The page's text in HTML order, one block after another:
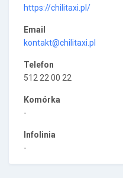
https://chilitaxi.pl/
Email
kontakt@chilitaxi.pl
Telefon
512 22 00 22
Komórka
-
Infolinia
-